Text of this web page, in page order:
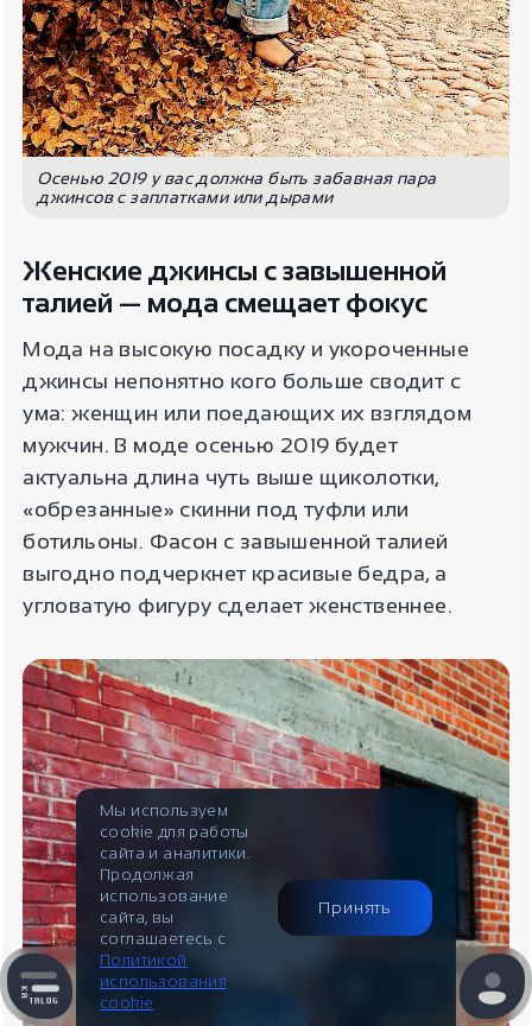
Контакты
Поддержка
Пн-Пт c 10:00 до 17:00
Telegram
@IndiaStyleShop
E-mail
info@indiastyle.ru
Для пользователя
Информация
Отзывы / Вопросы
Наши гарантии
Контакты
Публичная оферта
Look Book
Осенью 2019 у вас должна быть забавная пара
джинсов с заплатками или дырами
Женские джинсы с завышенной
талией — мода смещает фокус
Мода на высокую посадку и укороченные
джинсы непонятно кого больше сводит с
ума: женщин или поедающих их взглядом
мужчин. В моде осенью 2019 будет
актуальна длина чуть выше щиколотки,
«обрезанные» скинни под туфли или
ботильоны. Фасон с завышенной талией
выгодно подчеркнет красивые бедра, а
угловатую фигуру сделает женственнее.
Мы используем
cookie для работы
сайта и аналитики.
Продолжая
использование
сайта, вы
соглашаетесь с
Политикой
использования
cookie
Принять